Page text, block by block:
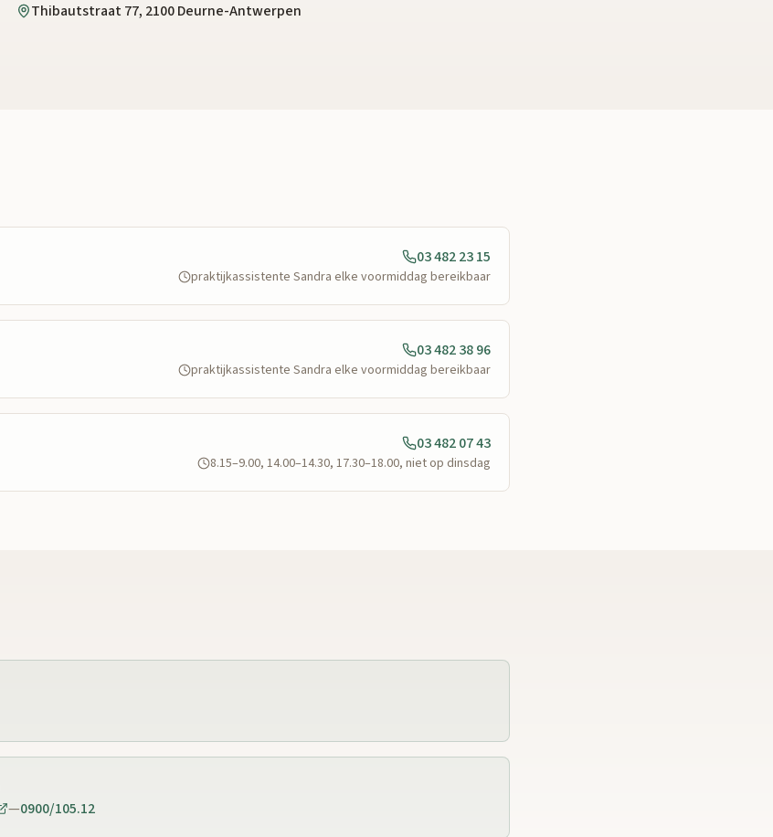
Thibautstraat 77, 2100 Deurne-Antwerpen
03 482 23 15
praktijkassistente Sandra elke voormiddag bereikbaar
03 482 38 96
praktijkassistente Sandra elke voormiddag bereikbaar
03 482 07 43
8.15–9.00, 14.00–14.30, 17.30–18.00, niet op dinsdag
—0900/105.12